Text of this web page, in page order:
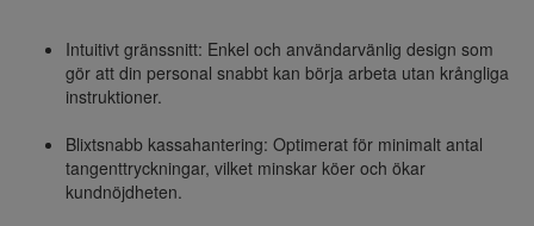
Intuitivt gränssnitt: Enkel och användarvänlig design som
gör att din personal snabbt kan börja arbeta utan krångliga
instruktioner.
Blixtsnabb kassahantering: Optimerat för minimalt antal
tangenttryckningar, vilket minskar köer och ökar
kundnöjdheten.